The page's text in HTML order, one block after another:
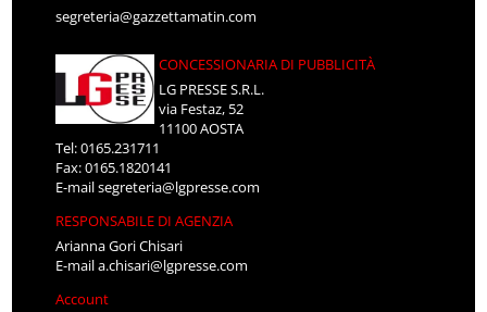
segreteria@gazzettamatin.com
CONCESSIONARIA DI PUBBLICITÀ
LG PRESSE S.R.L.
via Festaz, 52
11100 AOSTA
Tel: 0165.231711
Fax: 0165.1820141
E-mailsegreteria@lgpresse.com
RESPONSABILE DI AGENZIA
Arianna Gori Chisari
E-maila.chisari@lgpresse.com
Account